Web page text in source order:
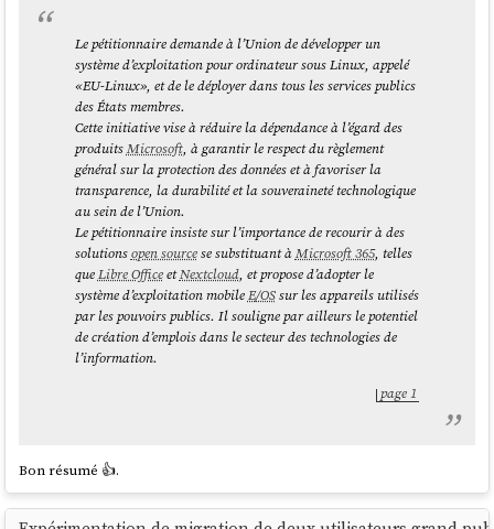
temp4:         +0.0°C
temp6:        +63.0°C
temp7:        +63.0°C
temp8:         +0.0°C
amdgpu-pci-3300
Adapter: PCI adapter
vddgfx:        1.45 V
vddnb:       734.00 mV
edge:         +51.0°C
PPT:          19.18 W
BAT0-acpi-0
Adapter: ACPI interface
in0:          15.14 V
power1:       11.96 W
k10temp-pci-00c3
Adapter: PCI adapter
Tctl:         +62.9°C
Le pétitionnaire demande à l’Union de développer un
système d’exploitation pour ordinateur sous Linux, appelé
«EU-Linux», et de le déployer dans tous les services publics
des États membres.
Cette initiative vise à réduire la dépendance à l’égard des
produitsMicrosoft, à garantir le respect du règlement
général sur la protection des données et à favoriser la
transparence, la durabilité et la souveraineté technologique
au sein de l’Union.
Le pétitionnaire insiste sur l’importance de recourir à des
solutionsopen sourcese substituant àMicrosoft 365, telles
queLibre OfficeetNextcloud, et propose d’adopter le
système d’exploitation mobileE/OSsur les appareils utilisés
par les pouvoirs publics. Il souligne par ailleurs le potentiel
de création d’emplois dans le secteur des technologies de
l’information.
page 1
Bon résumé 👍️.